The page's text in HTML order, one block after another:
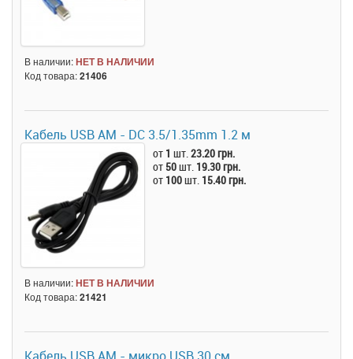
В наличии:НЕТ В НАЛИЧИИ
Код товара:21406
Кабель USB AM - DC 3.5/1.35mm 1.2 м
от 1 шт.23.20 грн.
от 50шт. 19.30 грн.
от 100шт. 15.40 грн.
В наличии:НЕТ В НАЛИЧИИ
Код товара:21421